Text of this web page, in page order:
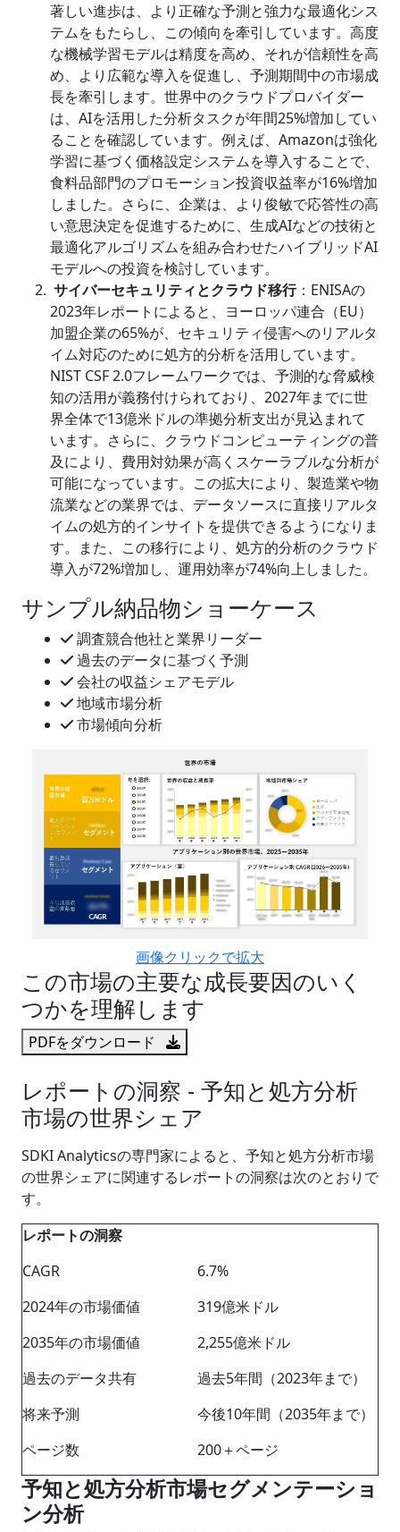
著しい進歩は、より正確な予測と強力な最適化シス
テムをもたらし、この傾向を牽引しています。高度
な機械学習モデルは精度を高め、それが信頼性を高
め、より広範な導入を促進し、予測期間中の市場成
長を牽引します。世界中のクラウドプロバイダー
は、AIを活用した分析タスクが年間25%増加してい
ることを確認しています。例えば、Amazonは強化
学習に基づく価格設定システムを導入することで、
食料品部門のプロモーション投資収益率が16%増加
しました。さらに、企業は、より俊敏で応答性の高
い意思決定を促進するために、生成AIなどの技術と
最適化アルゴリズムを組み合わせたハイブリッドAI
モデルへの投資を検討しています。
サイバーセキュリティとクラウド移行：ENISAの
2023年レポートによると、ヨーロッパ連合（EU）
加盟企業の65%が、セキュリティ侵害へのリアルタ
イム対応のために処方的分析を活用しています。
NIST CSF 2.0フレームワークでは、予測的な脅威検
知の活用が義務付けられており、2027年までに世
界全体で13億米ドルの準拠分析支出が見込まれて
います。さらに、クラウドコンピューティングの普
及により、費用対効果が高くスケーラブルな分析が
可能になっています。この拡大により、製造業や物
流業などの業界では、データソースに直接リアルタ
イムの処方的インサイトを提供できるようになりま
す。また、この移行により、処方的分析のクラウド
導入が72%増加し、運用効率が74%向上しました。
サンプル納品物ショーケース
調査競合他社と業界リーダー
過去のデータに基づく予測
会社の収益シェアモデル
地域市場分析
市場傾向分析
画像クリックで拡大
この市場の主要な成長要因のいく
つかを理解します
PDFをダウンロード
レポートの洞察 - 予知と処方分析
市場の世界シェア
SDKI Analyticsの専門家によると、予知と処方分析市場
の世界シェアに関連するレポートの洞察は次のとおりで
す。
レポートの洞察
CAGR
6.7%
2024年の市場価値
319億米ドル
2035年の市場価値
2,255億米ドル
過去のデータ共有
過去5年間（2023年まで）
将来予測
今後10年間（2035年まで）
ページ数
200＋ページ
予知と処方分析市場セグメンテーショ
ン分析